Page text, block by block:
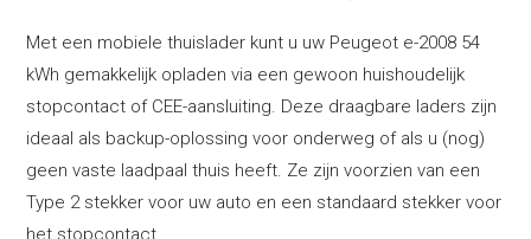
Met een mobiele thuislader kunt u uw Peugeot e-2008 54
kWh gemakkelijk opladen via een gewoon huishoudelijk
stopcontact of CEE-aansluiting. Deze draagbare laders zijn
ideaal als backup-oplossing voor onderweg of als u (nog)
geen vaste laadpaal thuis heeft. Ze zijn voorzien van een
Type 2 stekker voor uw auto en een standaard stekker voor
het stopcontact.